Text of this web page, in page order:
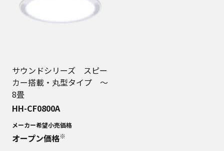
サウンドシリーズ スピー
カー搭載・丸型タイプ 〜
8畳
HH-CF0800A
メーカー希望小売価格
オープン価格※